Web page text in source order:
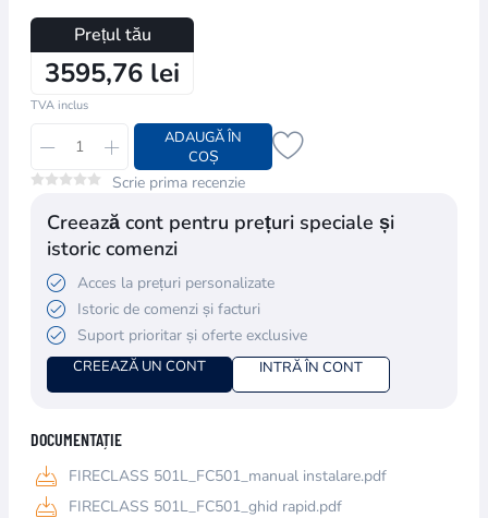
Prețul tău
3595,76 lei
TVA inclus
ADAUGĂ ÎN
COȘ
Scrie prima recenzie
Creează cont pentru prețuri speciale și
istoric comenzi
Acces la prețuri personalizate
Istoric de comenzi și facturi
Suport prioritar și oferte exclusive
CREEAZĂ UN CONT INTRĂ ÎN CONT
DOCUMENTAȚIE
FIRECLASS 501L_FC501_manual instalare.pdf
FIRECLASS 501L_FC501_ghid rapid.pdf